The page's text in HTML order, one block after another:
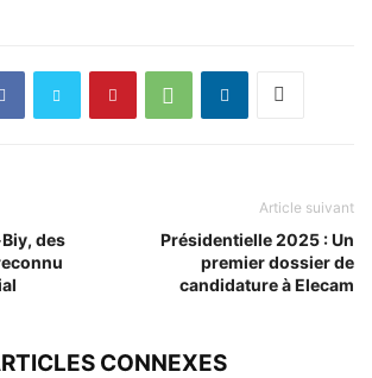
des
Article suivant
Présidentielle 2025 : Un
premier dossier de
candidature à Elecam
CONNEXES